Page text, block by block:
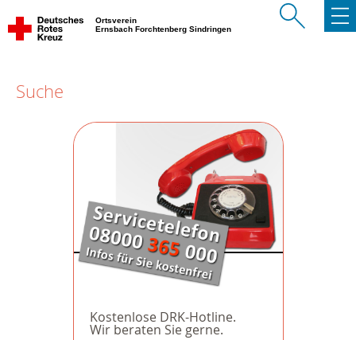
Ortsverein
Ernsbach Forchtenberg Sindringen
Suche
Kostenlose DRK-Hotline.
Wir beraten Sie gerne.